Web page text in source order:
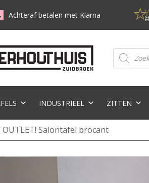
Achteraf betalen met Klarna
Producten
zoeken
INDUSTRIEEL ZITTEN
OUTLET! Salontafel brocant